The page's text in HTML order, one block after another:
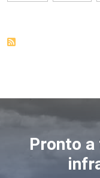
Pronto